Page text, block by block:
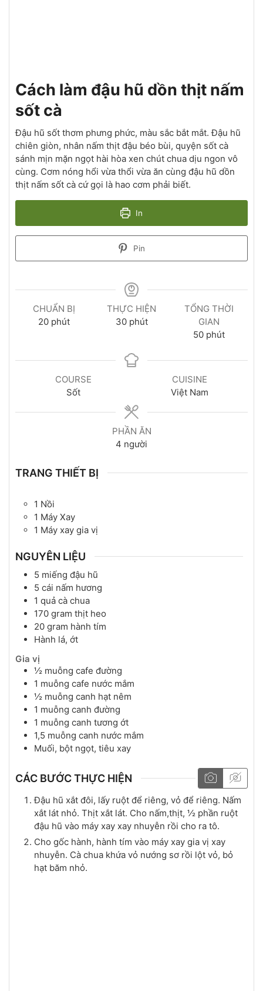
Cách làm đậu hũ dồn thịt nấm
sốt cà
Đậu hũ sốt thơm phưng phức, màu sắc bắt mắt. Đậu hũ
chiên giòn, nhân nấm thịt đậu béo bùi, quyện sốt cà
sánh mịn mặn ngọt hài hòa xen chút chua dịu ngon vô
cùng. Cơm nóng hổi vừa thổi vừa ăn cùng đậu hũ dồn
thịt nấm sốt cà cứ gọi là hao cơm phải biết.
In
Pin
CHUẨN BỊ
20 phút
THỰC HIỆN
30 phút
TỔNG THỜI
GIAN
50 phút
COURSE
Sốt
CUISINE
Việt Nam
PHẦN ĂN
4 người
TRANG THIẾT BỊ
1 Nồi
1 Máy Xay
1 Máy xay gia vị
NGUYÊN LIỆU
5 miếng đậu hũ
5 cái nấm hương
1 quả cà chua
170 gram thịt heo
20 gram hành tím
Hành lá, ớt
Gia vị
½ muỗng cafe đường
1 muỗng cafe nước mắm
½ muỗng canh hạt nêm
1 muỗng canh đường
1 muỗng canh tương ớt
1,5 muỗng canh nước mắm
Muối, bột ngọt, tiêu xay
CÁC BƯỚC THỰC HIỆN
Đậu hũ xắt đôi, lấy ruột để riêng, vỏ để riêng. Nấm
xắt lát nhỏ. Thịt xắt lát. Cho nấm,thịt, ½ phần ruột
đậu hũ vào máy xay xay nhuyễn rồi cho ra tô.
Cho gốc hành, hành tím vào máy xay gia vị xay
nhuyễn. Cà chua khứa vỏ nướng sơ rồi lột vỏ, bỏ
hạt băm nhỏ.